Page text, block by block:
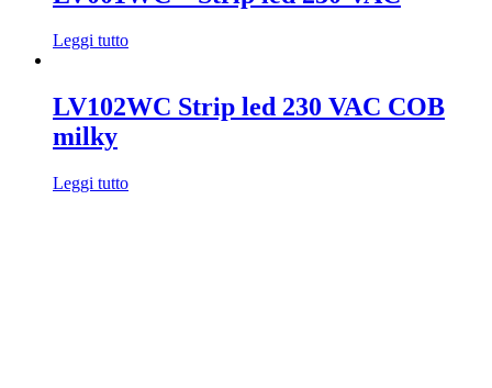
Leggi tutto
LV102WC Strip led 230 VAC COB
milky
Leggi tutto